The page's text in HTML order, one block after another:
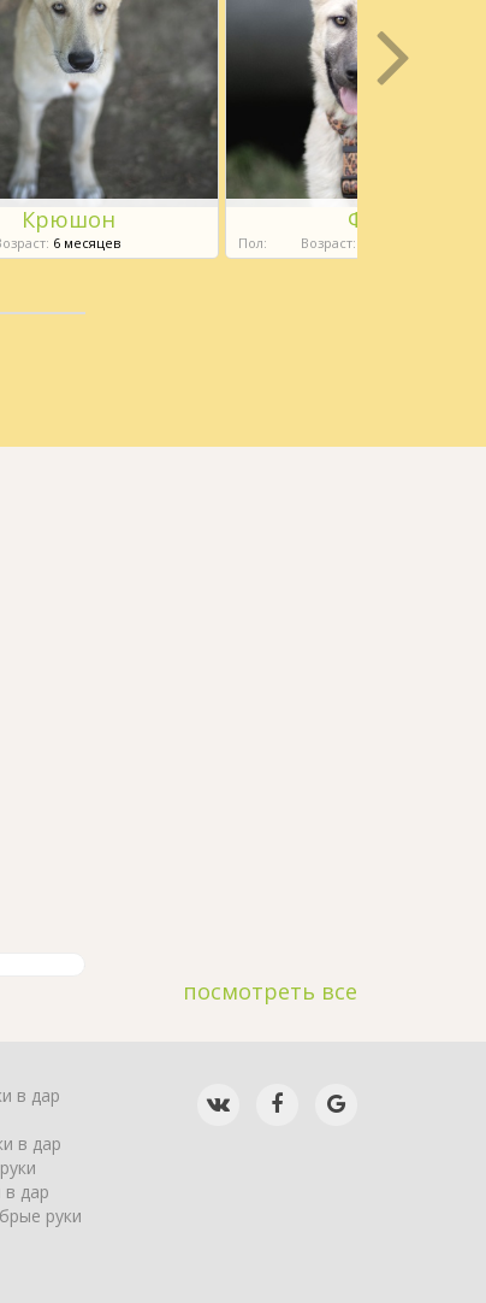
Крюшон
6 месяцев
Флёр
Пол: Возраст:
посмотреть все
в дар
в дар
в дар
руки